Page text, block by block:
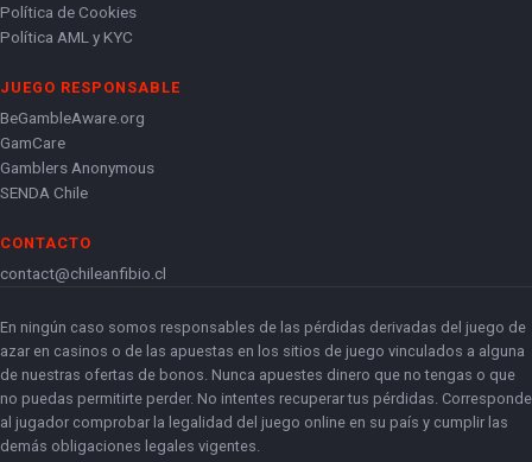
Política de Cookies
Política AML y KYC
JUEGO RESPONSABLE
BeGambleAware.org
GamCare
Gamblers Anonymous
SENDA Chile
CONTACTO
contact@chileanfibio.cl
En ningún caso somos responsables de las pérdidas derivadas del juego de
azar en casinos o de las apuestas en los sitios de juego vinculados a alguna
de nuestras ofertas de bonos. Nunca apuestes dinero que no tengas o que
no puedas permitirte perder. No intentes recuperar tus pérdidas. Corresponde
al jugador comprobar la legalidad del juego online en su país y cumplir las
demás obligaciones legales vigentes.